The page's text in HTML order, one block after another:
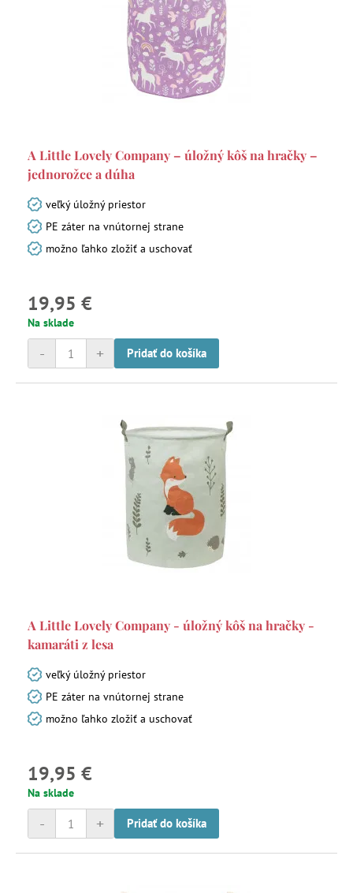
A Little Lovely Company – úložný kôš na hračky –
jednorožce a dúha
veľký úložný priestor
PE záter na vnútornej strane
možno ľahko zložiť a uschovať
19,95 €
Na sklade
+
- Pridať do košíka
A Little Lovely Company - úložný kôš na hračky -
kamaráti z lesa
veľký úložný priestor
PE záter na vnútornej strane
možno ľahko zložiť a uschovať
19,95 €
Na sklade
+
- Pridať do košíka